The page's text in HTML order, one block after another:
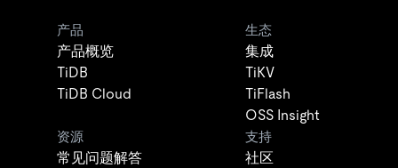
产品
产品概览
TiDB
TiDB Cloud
生态
集成
TiKV
TiFlash
OSS Insight
资源
常见问题解答
支持
社区